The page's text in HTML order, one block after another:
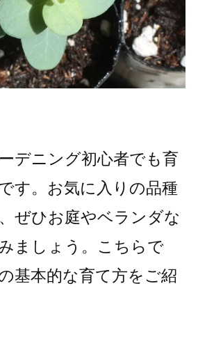
デニング初心者でも育
す。お気に入りの品種
ぜひお庭やベランダな
ましょう。こちらで
基本的な育て方をご紹